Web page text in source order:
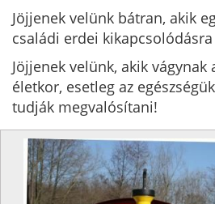
Jöjjenek velünk bátran, akik
családi erdei kikapcsolódásra
Jöjjenek velünk, akik vágynak
életkor, esetleg az
tudják megvalósítani!